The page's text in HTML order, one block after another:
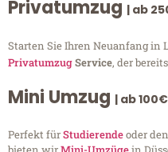
Privatumzug | ab
Starten Sie Ihren Neuanfang in
PrivatumzugService, der
Mini Umzug | ab 100€
Perfekt fürStudierendeoder